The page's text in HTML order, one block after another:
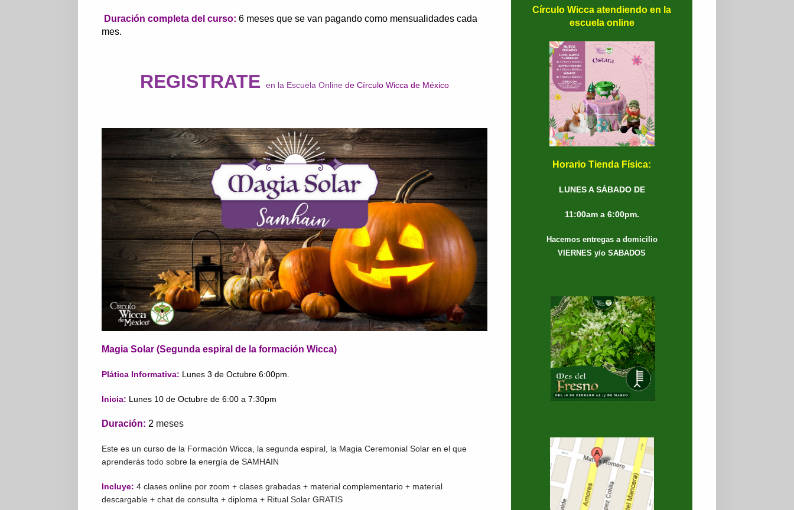
Duración completa del curso: 6 meses que se van pagando como mensualidades cada
mes.
REGISTRATE en la Escuela Onlinede Círculo Wicca de México
Magia Solar (Segunda espiral de la formación Wicca)
Plática Informativa: Lunes 3 de Octubre 6:00pm.
Inicia: Lunes 10 de Octubre de 6:00 a 7:30pm
Duración: 2 meses
Este es un curso de la Formación Wicca, la segunda espiral, la Magia Ceremonial Solar en el que
aprenderás todo sobre la energía de SAMHAIN
Incluye: 4 clases online por zoom + clases grabadas + material complementario + material
descargable + chat de consulta + diploma + Ritual Solar GRATIS
Círculo Wicca atendiendo en la
escuela online
Horario Tienda Física:
LUNES A SÁBADO DE
11:00am a 6:00pm.
Hacemos entregas a domicilio
VIERNES y/o SABADOS